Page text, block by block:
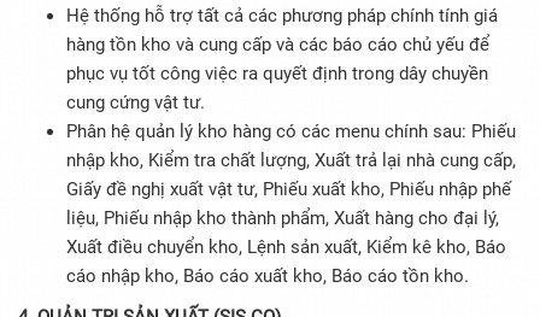
Hệ thống hỗ trợ tất cả các phương pháp chính tính giá
hàng tồn kho và cung cấp và các báo cáo chủ yếu để
phục vụ tốt công việc ra quyết định trong dây chuyền
cung cứng vật tư.
Phân hệ quản lý kho hàng có các menu chính sau: Phiếu
nhập kho, Kiểm tra chất lượng, Xuất trả lại nhà cung cấp,
Giấy đề nghị xuất vật tư, Phiếu xuất kho, Phiếu nhập phế
liệu, Phiếu nhập kho thành phẩm, Xuất hàng cho đại lý,
Xuất điều chuyển kho, Lệnh sản xuất, Kiểm kê kho, Báo
cáo nhập kho, Báo cáo xuất kho, Báo cáo tồn kho.